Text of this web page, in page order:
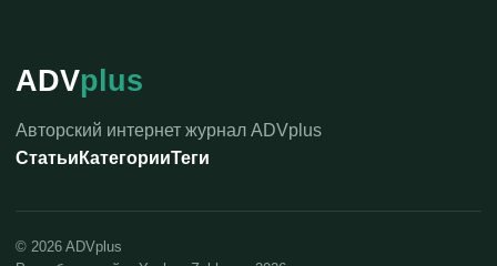
ADVplus
Авторский интернет журнал ADVplus
Статьи КатегорииТеги
© 2026 ADVplus